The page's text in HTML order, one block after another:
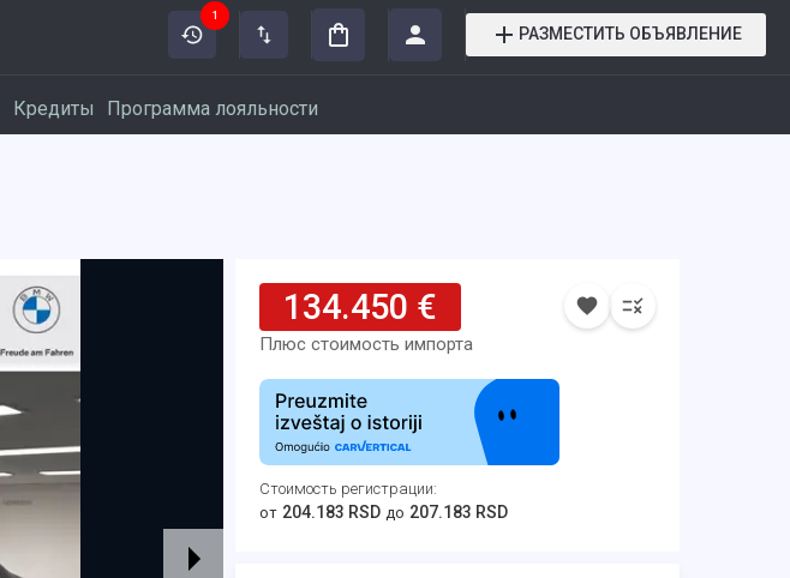
1
РАЗМЕСТИТЬ ОБЪЯВЛЕНИЕ
Кредиты Программа лояльности
134.450 €
Плюс стоимость импорта
Стоимость регистрации:
от 204.183 RSD до 207.183 RSD